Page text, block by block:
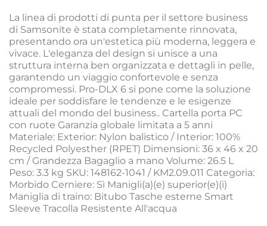
La linea di prodotti di punta per il settore business
di Samsonite è stata completamente rinnovata,
presentando ora un'estetica più moderna, leggera e
vivace. L'eleganza del design si unisce a una
struttura interna ben organizzata e dettagli in pelle,
garantendo un viaggio confortevole e senza
compromessi. Pro-DLX 6 si pone come la soluzione
ideale per soddisfare le tendenze e le esigenze
attuali del mondo del business.. Cartella porta PC
con ruote Garanzia globale limitata a 5 anni
Materiale: Exterior: Nylon balistico / Interior: 100%
Recycled Polyesther (RPET) Dimensioni: 36 x 46 x 20
cm / Grandezza Bagaglio a mano Volume: 26.5 L
Peso: 3.3 kg SKU: 148162-1041 / KM2.09.011 Categoria:
Morbido Cerniere: Sì Manigli(a)(e) superior(e)(i)
Maniglia di traino: Bitubo Tasche esterne Smart
Sleeve Tracolla Resistente All'acqua